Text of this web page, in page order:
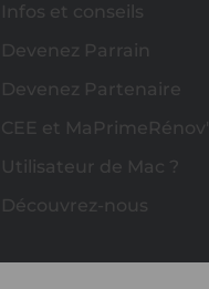
Infos et conseils
Devenez Parrain
Devenez Partenaire
CEE et MaPrimeRénov'
Utilisateur de Mac ?
Découvrez-nous